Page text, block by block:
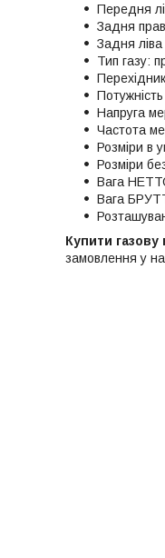
Передня
Задня
Задня
Тип газу:
Напруга
Частота
Розміри в
Розміри
Вага
Вага
Купити
замовлення у